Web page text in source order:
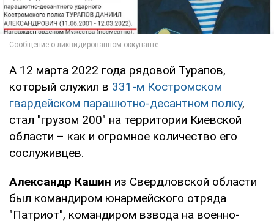
А 12 марта 2022 года рядовой Турапов,
который служил в 331-м Костромском
гвардейском парашютно-десантном полку,
стал "грузом 200" на территории Киевской
области – как и огромное количество его
сослуживцев.
Александр Кашин из Свердловской области
был командиром юнармейского отряда
"Патриот", командиром взвода на военно-